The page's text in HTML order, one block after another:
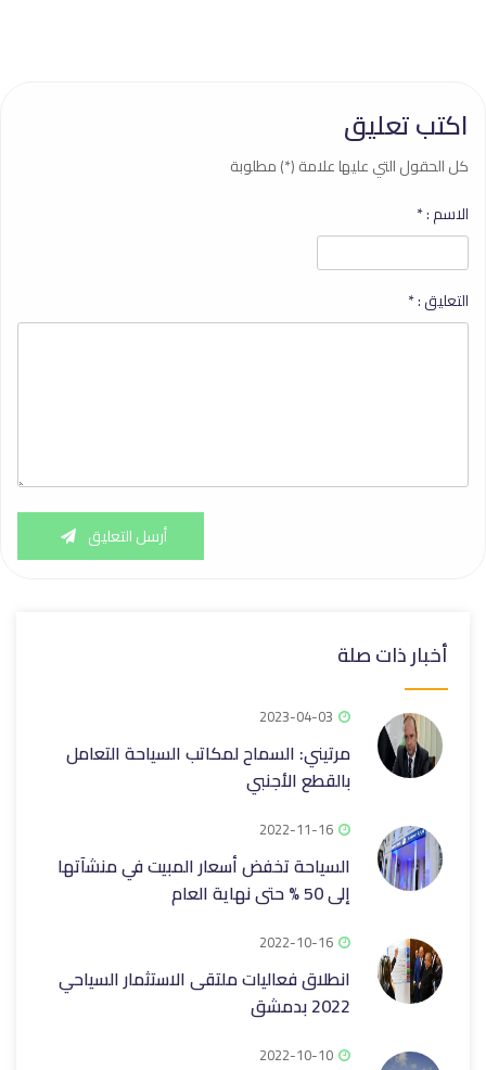
اكتب تعليق
كل الحقول التي عليها علامة (*) مطلوبة
الاسم :*
التعليق :*
أرسل التعليق
أخبار ذات صلة
2023-04-03
مرتيني: السماح لمكاتب السياحة التعامل
بالقطع الأجنبي
2022-11-16
السياحة تخفض أسعار المبيت في منشآتها
إلى 50 % حتى نهاية العام
2022-10-16
انطلاق فعاليات ملتقى الاستثمار السياحي
2022 بدمشق
2022-10-10